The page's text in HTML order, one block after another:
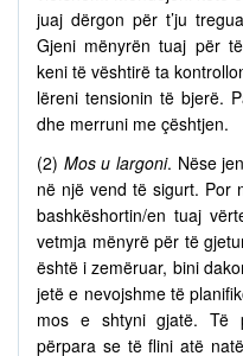
juaj dërgon për t’ju
Gjeni mënyrën tuaj për
keni të vështirë ta
lëreni tensionin të bjerë.
dhe merruni me çështjen.
(2) Mos u largoni. Nëse
në një vend të sigurt. Por
bashkëshortin/en tuaj
vetmja mënyrë për të
është i zemëruar, bini
jetë e nevojshme të
mos e shtyni gjatë. Të
përpara se të flini atë